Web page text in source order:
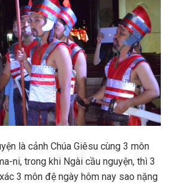
là cảnh Chúa Giêsu cùng 3 môn
ni, trong khi Ngài cầu nguyện, thì 3
3 môn đệ ngày hôm nay sao nặng